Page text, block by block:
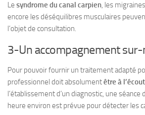
Le syndrome du canal carpien, les
encore les déséquilibres musculaires
l’objet de consultation.
3-Un accompagnement
Pour pouvoir fournir un traitement adapté
professionnel doit absolumentêtre à
l’établissement d’un diagnostic, une séance
heure environ est prévue pour détecter les